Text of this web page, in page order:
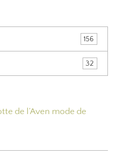
156
32
de l'Aven mode de